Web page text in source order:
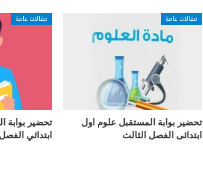
مقالات عامة
تحضير بوابة المستقبل علوم اول
ابتدائى الفصل الثالث
مقالات عامة
تحضير بوابة
ابتدائي